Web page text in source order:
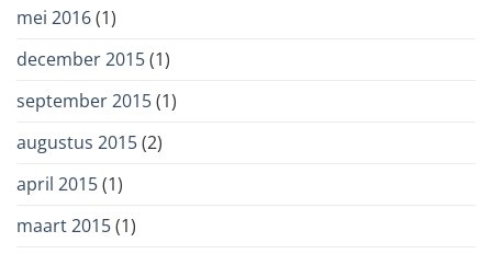
mei 2016(1)
december 2015(1)
september 2015(1)
augustus 2015(2)
april 2015(1)
maart 2015(1)